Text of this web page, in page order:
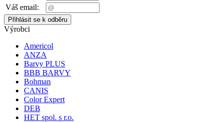
Váš email:
Výrobci
Americol
ANZA
Barvy PLUS
BBB BARVY
Bohman
CANIS
Color Expert
DEB
HET spol. s r.o.